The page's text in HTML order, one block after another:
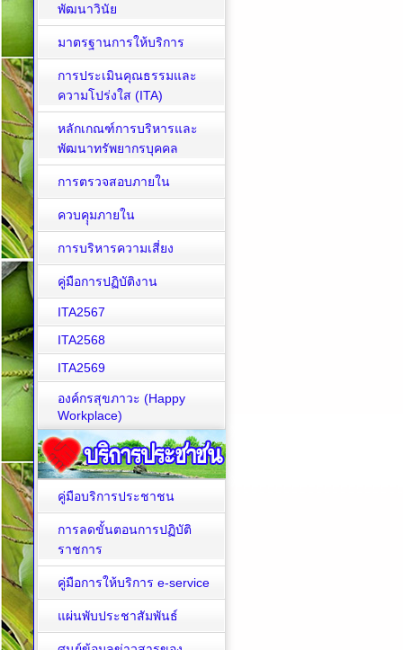
พัฒนาวินัย
มาตรฐานการให้บริการ
การประเมินคุณธรรมและ
ความโปร่งใส (ITA)
หลักเกณฑ์การบริหารและ
พัฒนาทรัพยากรบุคคล
การตรวจสอบภายใน
ควบคุุมภายใน
การบริหารความเสี่ยง
คู่มือการปฏิบัติงาน
ITA2567
ITA2568
ITA2569
องค์กรสุขภาวะ (Happy
Workplace)
คู่มือบริการประชาชน
การลดขั้นตอนการปฏิบัติ
ราชการ
คู่มือการให้บริการ e-service
แผ่นพับประชาสัมพันธ์